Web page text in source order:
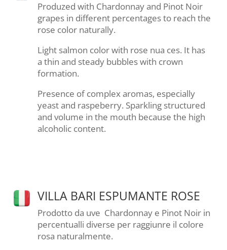
Produzed with Chardonnay and Pinot Noir
grapes in different percentages to reach the
rose color naturally.
Light salmon color with rose nua ces. It has
a thin and steady bubbles with crown
formation.
Presence of complex aromas, especially
yeast and raspeberry. Sparkling structured
and volume in the mouth because the high
alcoholic content.
VILLA BARI ESPUMANTE ROSE
Prodotto da uve Chardonnay e Pinot Noir in
percentualli diverse per raggiunre il colore
rosa naturalmente.